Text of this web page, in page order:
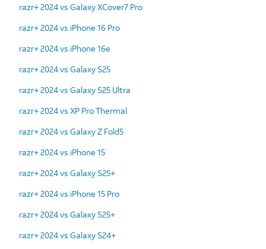
razr+ 2024 vs Galaxy XCover7 Pro
razr+ 2024 vs iPhone 16 Pro
razr+ 2024 vs iPhone 16e
razr+ 2024 vs Galaxy S25
razr+ 2024 vs Galaxy S25 Ultra
razr+ 2024 vs XP Pro Thermal
razr+ 2024 vs Galaxy Z Fold5
razr+ 2024 vs iPhone 15
razr+ 2024 vs Galaxy S25+
razr+ 2024 vs iPhone 15 Pro
razr+ 2024 vs Galaxy S25+
razr+ 2024 vs Galaxy S24+